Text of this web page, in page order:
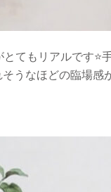
とてもリアルです⭐️
うなほどの臨場感